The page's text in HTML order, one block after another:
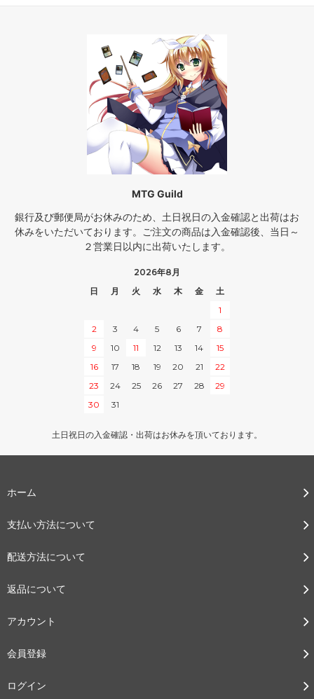
MTG Guild
銀行及び郵便局がお休みのため、土日祝日の入金確認と出荷はお
休みをいただいております。ご注文の商品は入金確認後、当日～
２営業日以内に出荷いたします。
2026年8月
日
月 火 水 木 金
土
1
2
3 4 5 6 7
8
9
10 11 12 13 14
15
16
17 18 19 20 21
22
23
24 25 26 27 28
29
30
31
土日祝日の入金確認・出荷はお休みを頂いております。
ホーム
支払い方法について
配送方法について
返品について
アカウント
会員登録
ログイン